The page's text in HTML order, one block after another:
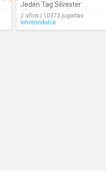
Jeden Tag Silvester
2 años | 10372 jugadas
lehrerindulce